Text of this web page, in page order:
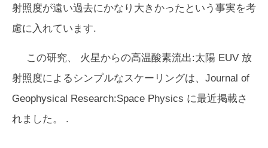
射照度が遠い過去にかなり大きかったという事実を考
慮に入れています.
この研究、 火星からの高温酸素流出:太陽 EUV 放
射照度によるシンプルなスケーリングは、 Journal of
Geophysical Research:Space Physics に最近掲載さ
れました。 .